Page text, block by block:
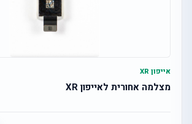
אייפון XR
מצלמה אחורית לאייפון XR